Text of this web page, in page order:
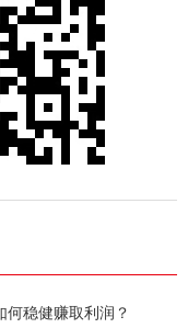
稳健赚取利润？